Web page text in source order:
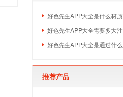
好色先生APP大全是什么材
好色先生APP大全需要多大
好色先生APP大全是通过什
推荐产品